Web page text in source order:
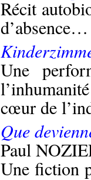
Récit
d’absence…
Une
cœur de
Que
Paul
Une fiction